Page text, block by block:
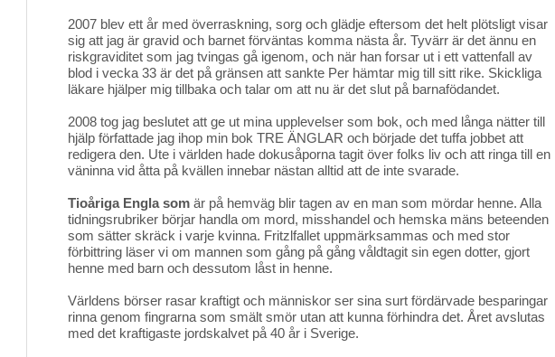
2007 blev ett år med överraskning, sorg och glädje eftersom det helt plötsligt visar
sig att jag är gravid och barnet förväntas komma nästa år. Tyvärr är det ännu en
riskgraviditet som jag tvingas gå igenom, och när han forsar ut i ett vattenfall av
blod i vecka 33 är det på gränsen att sankte Per hämtar mig till sitt rike. Skickliga
läkare hjälper mig tillbaka och talar om att nu är det slut på barnafödandet.
2008 tog jag beslutet att ge ut mina upplevelser som bok, och med långa nätter till
hjälp författade jag ihop min bok TRE ÄNGLAR och började det tuffa jobbet att
redigera den. Ute i världen hade dokusåporna tagit över folks liv och att ringa till en
väninna vid åtta på kvällen innebar nästan alltid att de inte svarade.
Tioåriga Engla som är på hemväg blir tagen av en man som mördar henne. Alla
tidningsrubriker börjar handla om mord, misshandel och hemska mäns beteenden
som sätter skräck i varje kvinna. Fritzlfallet uppmärksammas och med stor
förbittring läser vi om mannen som gång på gång våldtagit sin egen dotter, gjort
henne med barn och dessutom låst in henne.
Världens börser rasar kraftigt och människor ser sina surt fördärvade besparingar
rinna genom fingrarna som smält smör utan att kunna förhindra det. Året avslutas
med det kraftigaste jordskalvet på 40 år i Sverige.